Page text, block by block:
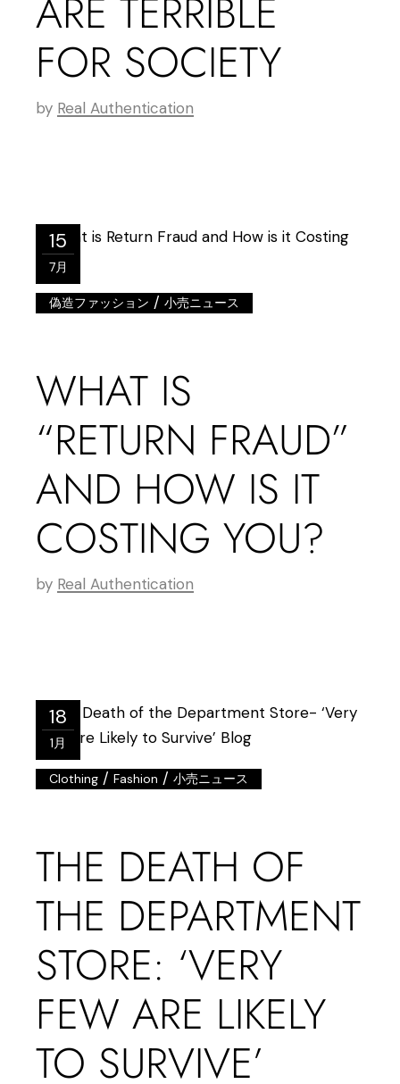
ARE TERRIBLE
FOR SOCIETY
by Real Authentication
15
7月
偽造ファッション /小売ニュース
WHAT IS
“RETURN FRAUD”
AND HOW IS IT
COSTING YOU?
by Real Authentication
18
1月
Clothing /Fashion /小売ニュース
THE DEATH OF
THE DEPARTMENT
STORE: ‘VERY
FEW ARE LIKELY
TO SURVIVE’